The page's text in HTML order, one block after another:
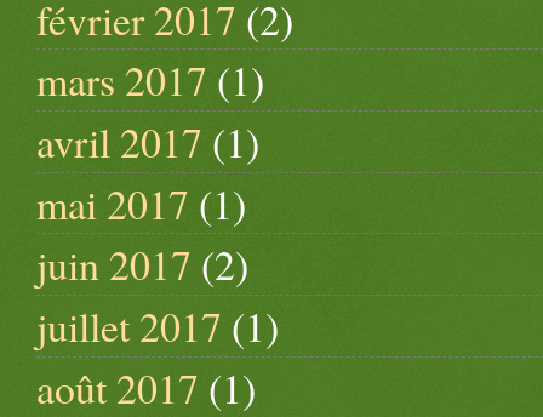
février 2017 (2)
mars 2017 (1)
avril 2017 (1)
mai 2017 (1)
juin 2017 (2)
juillet 2017 (1)
août 2017 (1)